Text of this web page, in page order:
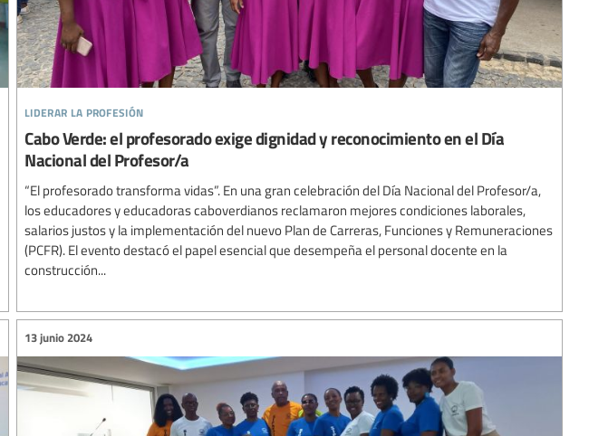
liderar la profesión
Cabo Verde: el profesorado exige dignidad y reconocimiento en el Día
Nacional del Profesor/a
“El profesorado transforma vidas”. En una gran celebración del Día Nacional del Profesor/a,
los educadores y educadoras caboverdianos reclamaron mejores condiciones laborales,
salarios justos y la implementación del nuevo Plan de Carreras, Funciones y Remuneraciones
(PCFR). El evento destacó el papel esencial que desempeña el personal docente en la
construcción...
13 junio 2024